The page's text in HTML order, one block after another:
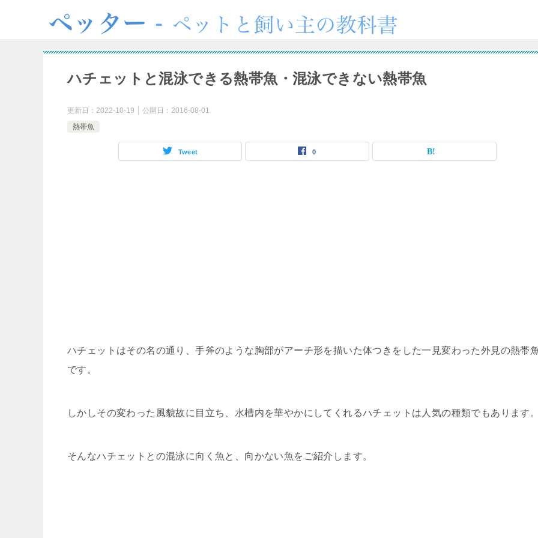
ハチェットと混泳できる熱帯魚・混泳できない熱帯魚
更新日： 2022-10-19 公開日： 2016-08-01
熱帯魚
Tweet 0
ハチェットはその名の通り、手斧のような胸部がアーチ形を描いた体つきをした一見変わった外見の熱帯
です。
しかしその変わった風貌故に目立ち、水槽内を華やかにしてくれるハチェットは人気の種類でもあります
そんなハチェットとの混泳に向く魚と、向かない魚をご紹介します。